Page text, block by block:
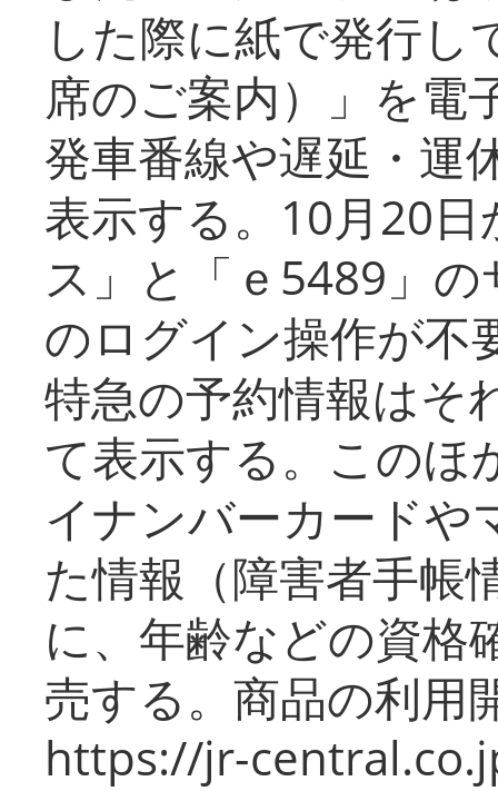
した際に紙で発行し
席のご案内）」を電
発車番線や遅延・運
表示する。10月20
ス」と「ｅ5489」
のログイン操作が不
特急の予約情報はそ
て表示する。このほ
イナンバーカードや
た情報（障害者手帳
に、年齢などの資格
売する。商品の利用
https://jr-